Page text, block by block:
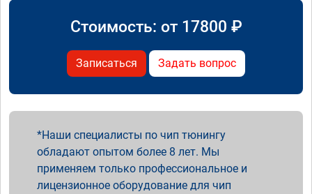
Стоимость: от 17800 ₽
Записаться Задать вопрос
Наши специалисты по чип тюнингу
обладают опытом более 8 лет. Мы
применяем только профессиональное и
лицензионное оборудование для чип